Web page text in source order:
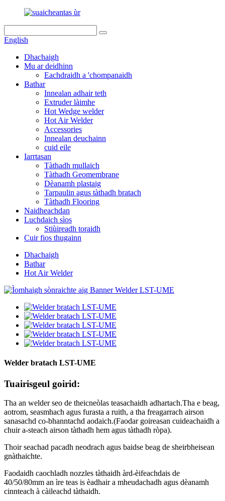
English
Dhachaigh
Mu ar deidhinn
Eachdraidh a 'chompanaidh
Bathar
Innealan adhair teth
Extruder làimhe
Hot Wedge welder
Hot Air Welder
Accessories
Innealan deuchainn
cuid eile
Iarrtasan
Tàthadh mullaich
Tàthadh Geomembrane
Dèanamh plastaig
Tarpaulin agus tàthadh bratach
Tàthadh Flooring
Naidheachdan
Luchdaich sìos
Stiùireadh toraidh
Cuir fios thugainn
Dhachaigh
Bathar
Hot Air Welder
Welder bratach LST-UME
Tuairisgeul goirid:
Tha an welder seo de theicneòlas teasachaidh adhartach.Tha e beag,
aotrom, seasmhach agus furasta a ruith, a tha freagarrach airson
sanasachd co-bhanntachd aodaich.(Faodar goireasan cuideachaidh a
chuir a-steach airson tàthadh hem agus tàthadh ròpa).
Thoir seachad pacadh neodrach agus baidse beag de sheirbheisean
gnàthaichte.
Faodaidh caochladh nozzles tàthaidh àrd-èifeachdais de
40/50/80mm an ìre teas is èadhair a mheudachadh agus dèanamh
cinnteach à càileachd tàthaidh.